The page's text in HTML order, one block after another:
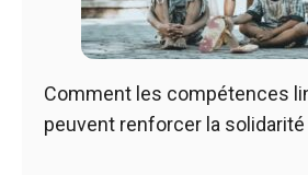
Comment les compétences
peuvent renforcer la